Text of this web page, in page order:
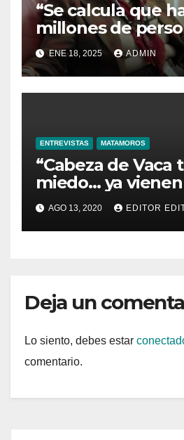
“Se calcula que
millones de
mexicanas
deportables”,
Arrieta, Cónsul
Consulado
ENE 18, 2025 ADMIN
ENTREVISTAS MATAMOROS
“Cabeza de Vaca
miedo… ya
elecciones y la
va a cobrar todo
hecho”: Leticia
AGO 13, 2020 EDITOR
Deja un
Lo siento, debes estar
comentario.